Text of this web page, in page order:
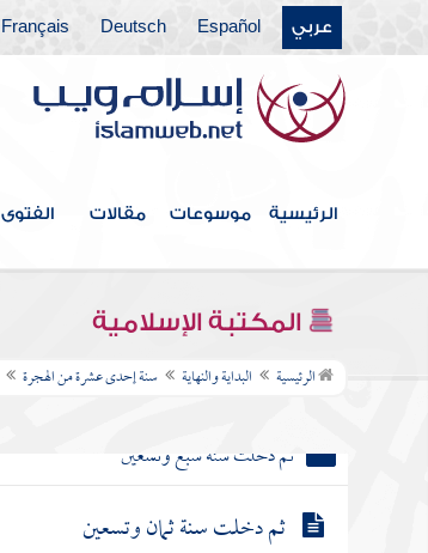
عربي Español
Deutsch
Français
الرئيسية موسوعات مقالات الفتوى
المكتبة الإسلامية
الرئيسية البداية والنهاية سنة إحدى عشرة من الهجرة
ثم دخلت سنة خمس وثمانين
ثم دخلت سنة ست وثمانين
ثم دخلت سنة ثمان وثمانين
ثم دخلت سنة تسعين من الهجرة
ثم دخلت سنة إحدى وتسعين
ثم دخلت سنة ثنتين وتسعين
ثم دخلت سنة ثلاث وتسعين